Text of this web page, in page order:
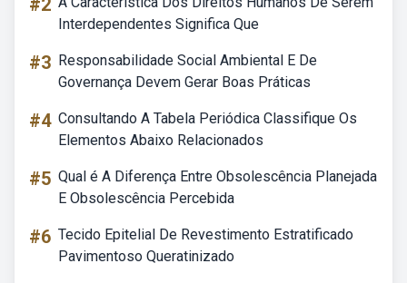
#2
Interdependentes Significa Que
#3 Responsabilidade Social Ambiental E De
Governança Devem Gerar Boas Práticas
#4 Consultando A Tabela Periódica Classifique Os
Elementos Abaixo Relacionados
#5 Qual é A Diferença Entre Obsolescência Planejada
E Obsolescência Percebida
#6 Tecido Epitelial De Revestimento Estratificado
Pavimentoso Queratinizado